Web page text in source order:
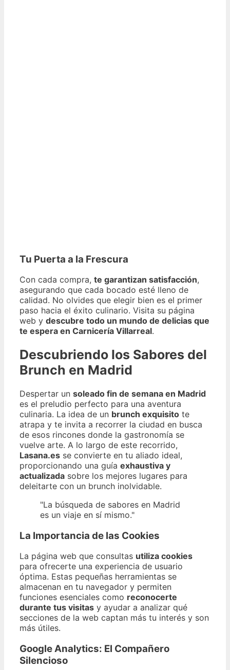
Tu Puerta a la Frescura
Con cada compra, te garantizan satisfacción,
asegurando que cada bocado esté lleno de
calidad. No olvides que elegir bien es el primer
paso hacia el éxito culinario. Visita su página
web y descubre todo un mundo de delicias que
te espera en Carnicería Villarreal.
Descubriendo los Sabores del
Brunch en Madrid
Despertar un soleado fin de semana en Madrid
es el preludio perfecto para una aventura
culinaria. La idea de un brunch exquisito te
atrapa y te invita a recorrer la ciudad en busca
de esos rincones donde la gastronomía se
vuelve arte. A lo largo de este recorrido,
Lasana.es se convierte en tu aliado ideal,
proporcionando una guía exhaustiva y
actualizada sobre los mejores lugares para
deleitarte con un brunch inolvidable.
"La búsqueda de sabores en Madrid
es un viaje en sí mismo."
La Importancia de las Cookies
La página web que consultas utiliza cookies
para ofrecerte una experiencia de usuario
óptima. Estas pequeñas herramientas se
almacenan en tu navegador y permiten
funciones esenciales como reconocerte
durante tus visitas y ayudar a analizar qué
secciones de la web captan más tu interés y son
más útiles.
Google Analytics: El Compañero
Silencioso